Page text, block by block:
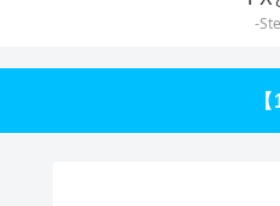
-